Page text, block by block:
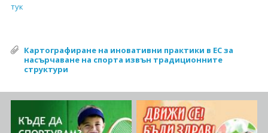
тук
Картографиране на иновативни практики в ЕС за
насърчаване на спорта извън традиционните
структури